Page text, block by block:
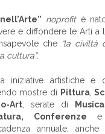
noprofit è
e diffondere le Arti a
che “la civiltà
cultura”.
iniziative artistiche e
mostre di Pittura,
Art , serate di Musica
Conferenze
annuale, anche